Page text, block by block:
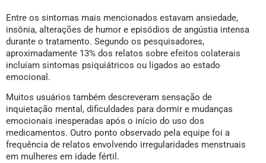
Entre os sintomas mais mencionados estavam ansiedade,
insônia, alterações de humor e episódios de angústia intensa
durante o tratamento. Segundo os pesquisadores,
aproximadamente 13% dos relatos sobre efeitos colaterais
incluíam sintomas psiquiátricos ou ligados ao estado
emocional.
Muitos usuários também descreveram sensação de
inquietação mental, dificuldades para dormir e mudanças
emocionais inesperadas após o início do uso dos
medicamentos. Outro ponto observado pela equipe foi a
frequência de relatos envolvendo irregularidades menstruais
em mulheres em idade fértil.